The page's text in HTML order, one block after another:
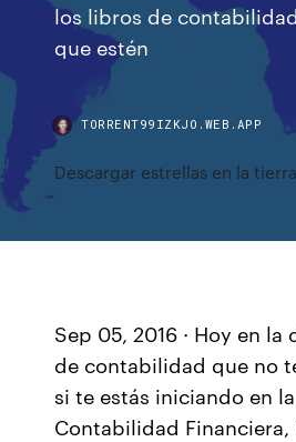
los libros de
que estén
TORRENT99IZKJO.WEB.APP
Descargar estrellas en la
Sep 05, 2016 · Hoy en la
de contabilidad que no
si te estás iniciando en
Contabilidad Financiera,